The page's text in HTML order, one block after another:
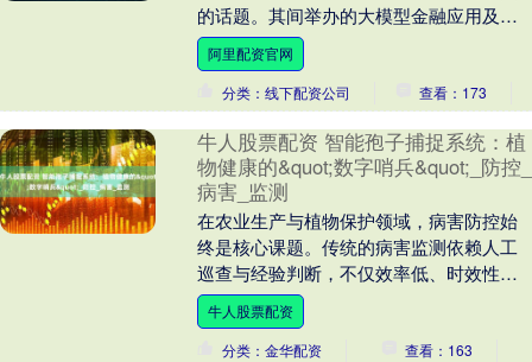
的话题。其间举办的大模型金融应用及创
新论坛，在9点正式开始前就座无虚席，记
者用了一....
阿里配资官网
分类：线下配资公司
查看：173
牛人股票配资 智能孢子捕捉系统：植
物健康的&quot;数字哨兵&quot;_防控_
病害_监测
在农业生产与植物保护领域，病害防控始
终是核心课题。传统的病害监测依赖人工
巡查与经验判断，不仅效率低、时效性
差，更难以精准捕捉病害暴发的"早期信
号"。随着物联网、....
牛人股票配资
分类：金华配资
查看：163